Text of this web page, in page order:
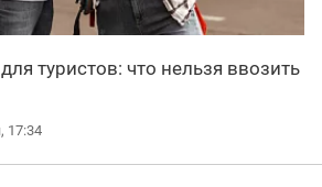
туристов: что нельзя ввозить
17:34